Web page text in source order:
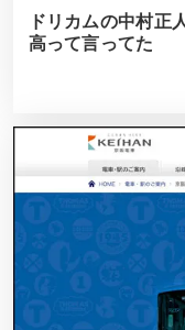
ドリカムの中村正
高って言ってた